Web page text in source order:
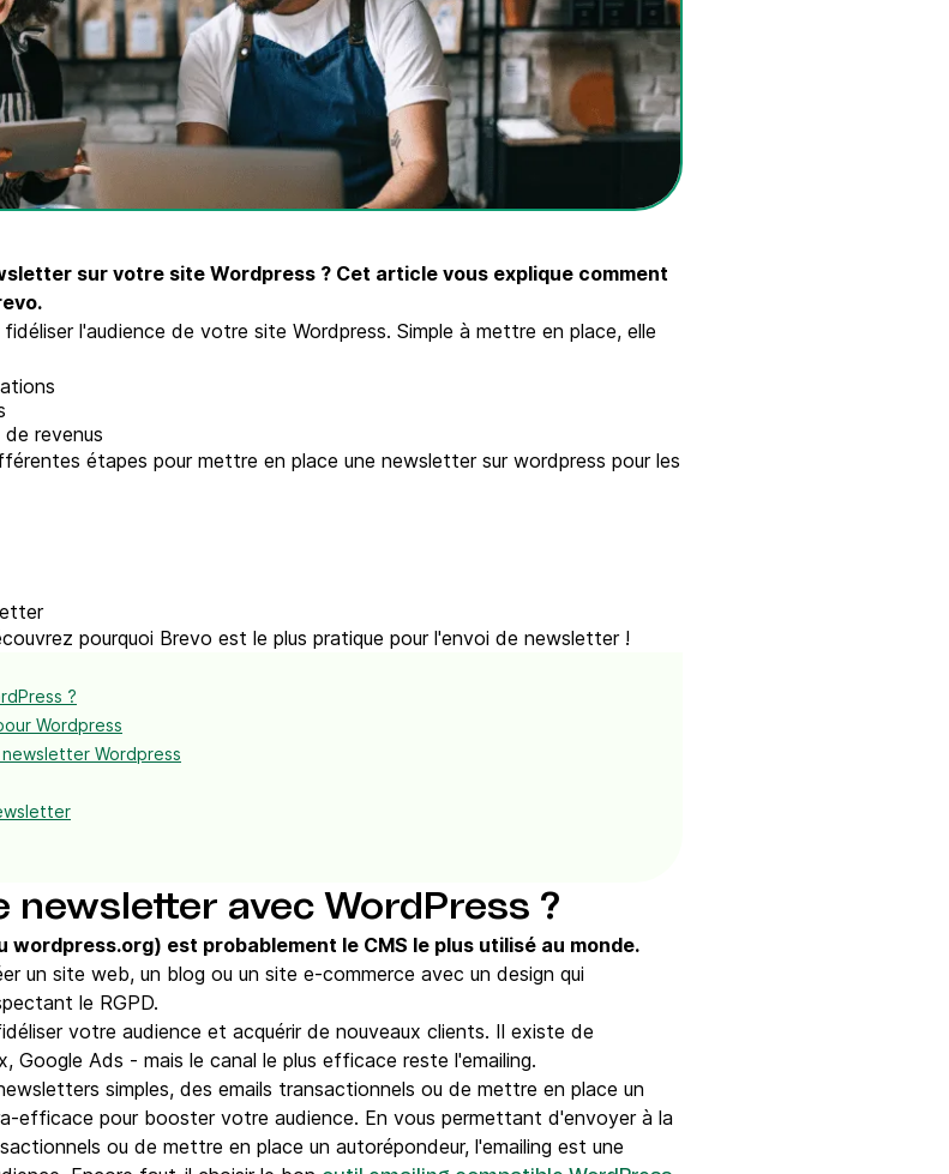
sur votre site Wordpress ? Cet article vous explique comment
l'audience de votre site Wordpress. Simple à mettre en place, elle
revenus
étapes pour mettre en place une newsletter sur wordpress pour les
pourquoi Brevo est le plus pratique pour l'envoi de newsletter !
?
Wordpress
Wordpress
newsletter avec WordPress ?
est probablement le CMS le plus utilisé au monde.
un site web, un blog ou un site e-commerce avec un design qui
le RGPD.
votre audience et acquérir de nouveaux clients. Il existe de
Google Ads - mais le canal le plus efficace reste l'emailing.
simples, des emails transactionnels ou de mettre en place un
efficace pour booster votre audience. En vous permettant d'envoyer à la
ou de mettre en place un autorépondeur, l'emailing est une